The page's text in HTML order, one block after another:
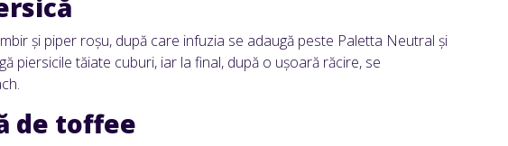
și piper roșu, după care infuzia se adaugă peste Paletta Neutral și
piersicile tăiate cuburi, iar la final, după o ușoară răcire, se
de toffee